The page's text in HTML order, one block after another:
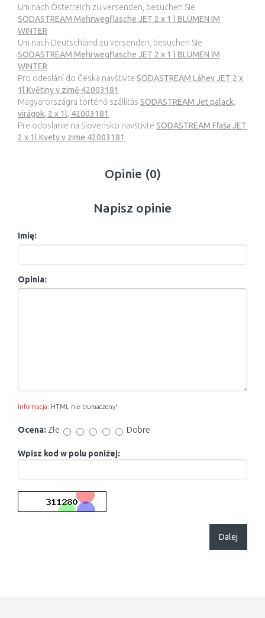
Um nach Österreich zu versenden, besuchen Sie
SODASTREAM Mehrwegflasche JET 2 x 1 l BLUMEN IM
WINTER
Um nach Deutschland zu versenden, besuchen Sie
SODASTREAM Mehrwegflasche JET 2 x 1 l BLUMEN IM
WINTER
Pro odeslání do Česka navštivte SODASTREAM Láhev JET 2 x
1l Květiny v zimě 42003181
Magyarországra történő szállítás SODASTREAM Jet palack,
virágok, 2 x 1l, 42003181
Pre odoslanie na Slovensko navštívte SODASTREAM Fľaša JET
2 x 1l Kvety v zime 42003181
Opinie (0)
Napisz opinie
Imię:
Opinia:
Informacja: HTML nie tłumaczony!
Ocena: Złe Dobre
Wpisz kod w polu poniżej:
Dalej